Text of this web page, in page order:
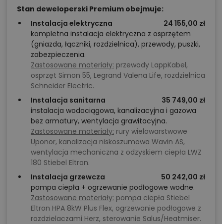
Stan deweloperski Premium obejmuje:
Instalacja elektryczna
24 155,00 zł
kompletna instalacja elektryczna z osprzętem
(gniazda, łączniki, rozdzielnica), przewody, puszki,
zabezpieczenia.
Zastosowane materiały: przewody LappKabel,
osprzęt Simon 55, Legrand Valena Life, rozdzielnica
Schneider Electric.
Instalacja sanitarna
35 749,00 zł
instalacja wodociągowa, kanalizacyjna i gazowa
bez armatury, wentylacja grawitacyjna.
Zastosowane materiały: rury wielowarstwowe
Uponor, kanalizacja niskoszumowa Wavin AS,
wentylacja mechaniczna z odzyskiem ciepła LWZ
180 Stiebel Eltron.
Instalacja grzewcza
50 242,00 zł
pompa ciepła + ogrzewanie podłogowe wodne.
Zastosowane materiały: pompa ciepła Stiebel
Eltron HPA 8kW Plus Flex, ogrzewanie podłogowe z
rozdzielaczami Herz, sterowanie Salus/Heatmiser.